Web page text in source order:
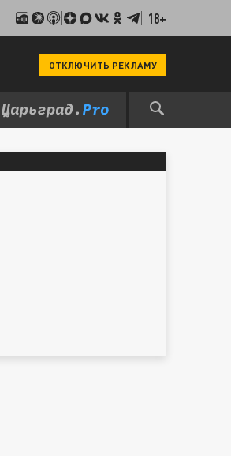
18+
ОТКЛЮЧИТЬ РЕКЛАМУ